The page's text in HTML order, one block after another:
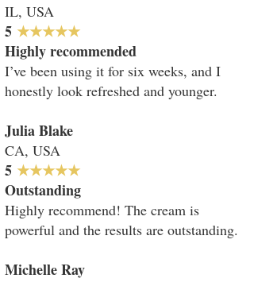
IL, USA
5 ★★★★★
Highly recommended
I’ve been using it for six weeks, and I
honestly look refreshed and younger.
Julia Blake
CA, USA
​5 ★★★★★
Outstanding
Highly recommend! The cream is
powerful and the results are outstanding.
Michelle Ray